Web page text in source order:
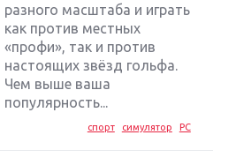
разного масштаба и играть
как против местных
«профи», так и против
настоящих звёзд гольфа.
Чем выше ваша
популярность...
спорт симулятор PC